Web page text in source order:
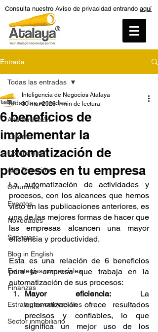
Consulta nuestro Aviso de privacidad entrando aquí
Entrada
Todas las entradas
Alta Dirección
Entorno
Coronavirus
Alta Dirección
Columnas
Eventos
Novedades
Servicios
Blog in English
Estrategias comerciales
Finanzas
Estrategias comerciales
Sector inmobiliario
Todas las entradas
6 beneficios de
implementar la
automatización de
procesos en tu empresa
Inteligencia de Negocios Atalaya
30 mar 2023 1 min de lectura
La automatización de actividades y
procesos, con los alcances que hemos
visto en las publicaciones anteriores, es
una de las mejores formas de hacer que
las empresas alcancen una mayor
eficiencia y productividad.
Esta es una relación de 6 beneficios
para la empresa que trabaja en la
automatización de sus procesos:
Mayor eficiencia: La
automatización ofrece resultados
precisos y confiables, lo que
significa un mejor uso de los